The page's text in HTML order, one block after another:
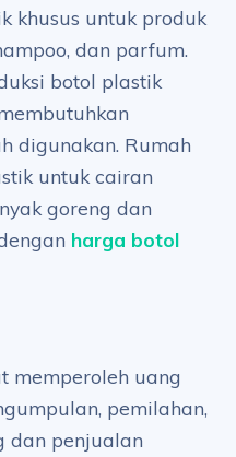
khusus untuk produk
dan parfum.
botol plastik
digunakan. Rumah
untuk cairan
goreng dan
harga botol
memperoleh uang
pemilahan,
dan penjualan